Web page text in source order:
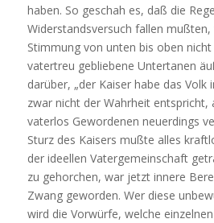
haben. So geschah es, daß die
Widerstandsversuch fallen
Stimmung von unten bis oben
vatertreu gebliebene Untertanen
darüber, „der Kaiser habe das Volk
zwar nicht der Wahrheit entspricht,
vaterlos Gewordenen neuerdings
Sturz des Kaisers mußte alles
der ideellen Vatergemeinschaft
zu gehorchen, war jetzt innere
Zwang geworden. Wer diese
wird die Vorwürfe, welche